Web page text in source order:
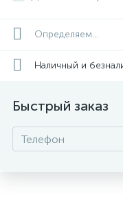
Определяем...
Наличный и
Быстрый заказ